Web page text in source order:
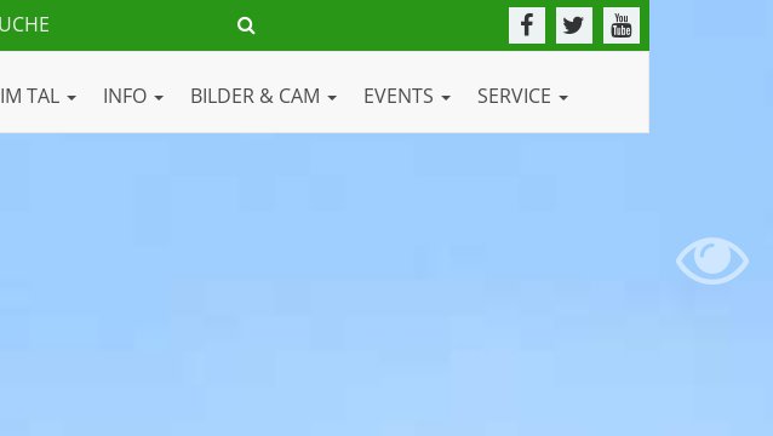
IM TAL INFO BILDER & CAM EVENTS SERVICE